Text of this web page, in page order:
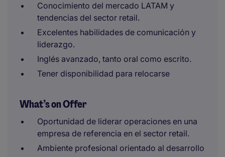
Conocimiento del mercado LATAM y
tendencias del sector retail.
Excelentes habilidades de comunicación y
liderazgo.
Inglés avanzado, tanto oral como escrito.
Tener disponibilidad para relocarse
What’s on Offer
Oportunidad de liderar operaciones en una
empresa de referencia en el sector retail.
Ambiente profesional orientado al desarrollo